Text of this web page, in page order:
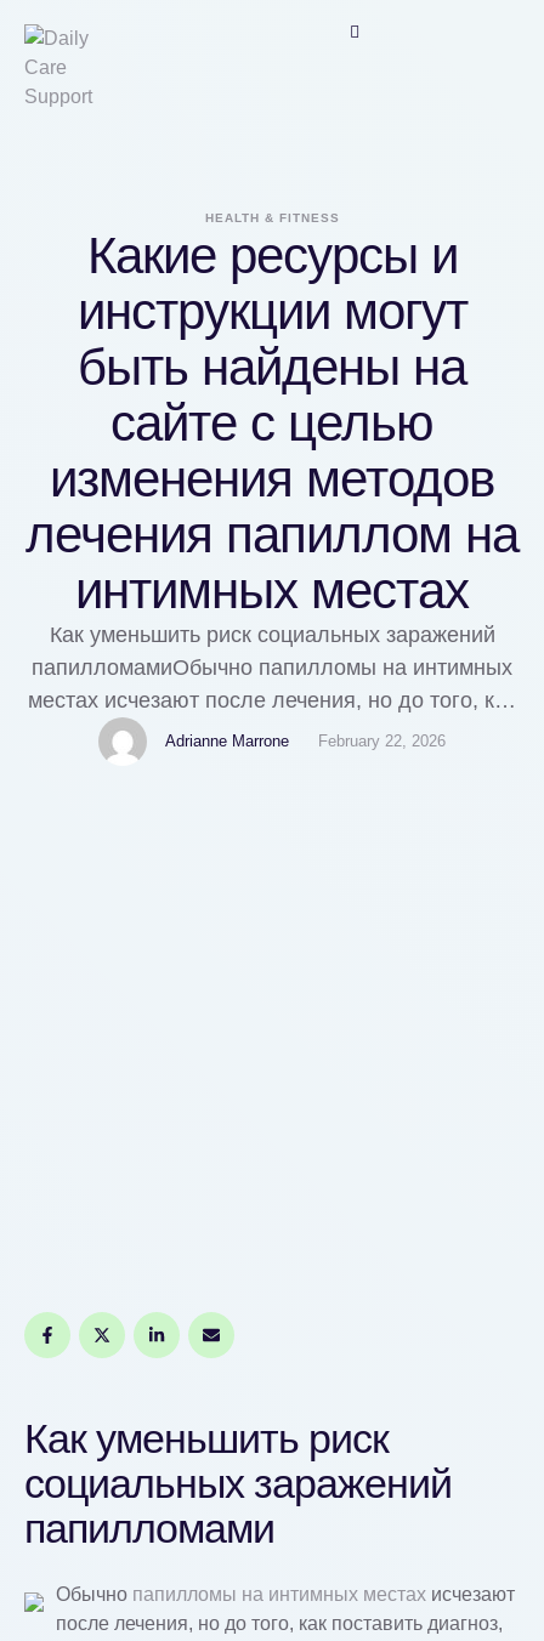
HEALTH & FITNESS
Какие ресурсы и
инструкции могут
быть найдены на
сайте с целью
изменения методов
лечения папиллом на
интимных местах
Как уменьшить риск социальных заражений
папилломамиОбычно папилломы на интимных
местах исчезают после лечения, но до того, как
поставить диагноз, необходимо пройти
медицинское обследование с помощью
Adrianne Marrone February 22, 2026
Как уменьшить риск
социальных заражений
папилломами
Обычно папилломы на интимных местах исчезают
после лечения, но до того, как поставить диагноз,